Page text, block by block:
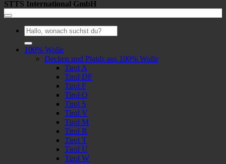
STTS International GmbH
Suchen
nach:
100% Wolle
Decken und Plaids aus 100% Wolle
Tirol A
Tirol DF
Tirol F
Tirol Q
Tirol S
Tirol V
Tirol M
Tirol R
Tirol T
Tirol U
Tirol W